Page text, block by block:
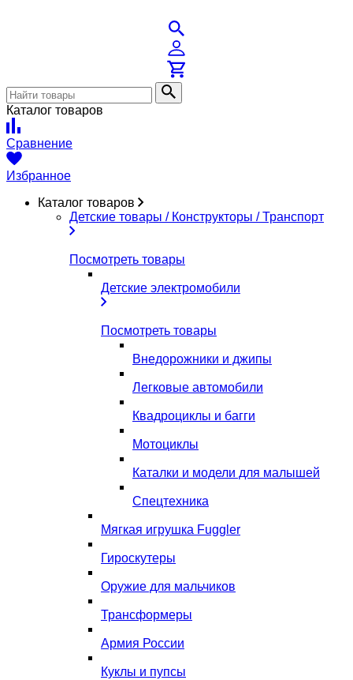
Каталог товаров
Сравнение
Избранное
Каталог товаров
Детские товары / Конструкторы / Транспорт
Посмотреть товары
Детские электромобили
Посмотреть товары
Внедорожники и джипы
Легковые автомобили
Квадроциклы и багги
Мотоциклы
Каталки и модели для малышей
Спецтехника
Мягкая игрушка Fuggler
Гироскутеры
Оружие для мальчиков
Трансформеры
Армия России
Куклы и пупсы